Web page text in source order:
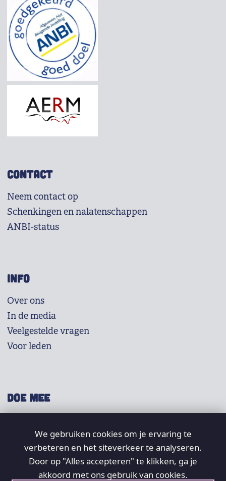
CONTACT
Neem contact op
Schenkingen en nalatenschappen
ANBI-status
INFO
Over ons
In de media
Veelgestelde vragen
Voor leden
DOE MEE
Doneer
Word lid
Vrijwilligers
We gebruiken cookies om je ervaring te
verbeteren en het siteverkeer te analyseren.
Door op "Alles accepteren" te klikken, ga je
akkoord met ons gebruik van cookies.